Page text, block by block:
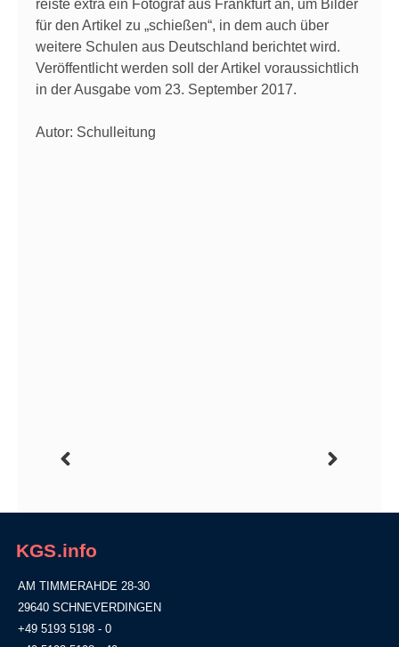
reiste extra ein Fotograf aus Frankfurt an, um Bilder
für den Artikel zu „schießen“, in dem auch über
weitere Schulen aus Deutschland berichtet wird.
Veröffentlicht werden soll der Artikel voraussichtlich
in der Ausgabe vom 23. September 2017.
Autor: Schulleitung
KGS.info
AM TIMMERAHDE 28-30
29640 SCHNEVERDINGEN
+49 5193 5198 - 0